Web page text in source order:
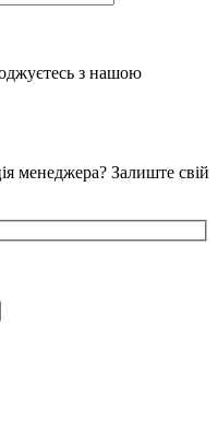
з нашою
менеджера? Залиште свій